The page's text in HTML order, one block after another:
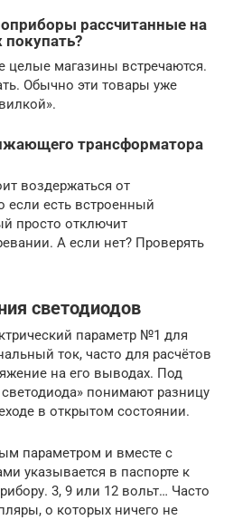
рассчитанные на
целые магазины встречаются.
Обычно эти товары уже
трансформатора
воздержаться от
если есть встроенный
просто отключит
А если нет? Проверять
светодиодов
параметр №1 для
ток, часто для расчётов
на его выводах. Под
понимают разницу
в открытом состоянии.
параметром и вместе с
указывается в паспорте к
3, 9 или 12 вольт… Часто
о которых ничего не